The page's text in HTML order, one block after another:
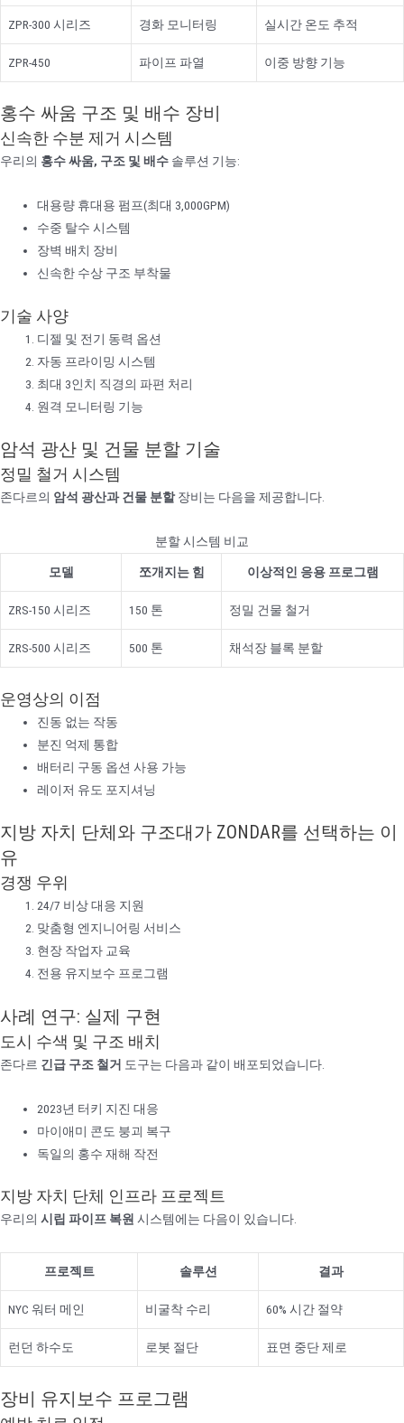
ZPR-300 시리즈 경화 모니터링 실시간 온도 추적
ZPR-450 파이프 파열 이중 방향 기능
홍수 싸움 구조 및 배수 장비
신속한 수분 제거 시스템
우리의 홍수 싸움, 구조 및 배수 솔루션 기능:
대용량 휴대용 펌프(최대 3,000GPM)
수중 탈수 시스템
장벽 배치 장비
신속한 수상 구조 부착물
기술 사양
디젤 및 전기 동력 옵션
자동 프라이밍 시스템
최대 3인치 직경의 파편 처리
원격 모니터링 기능
암석 광산 및 건물 분할 기술
정밀 철거 시스템
존다르의 암석 광산과 건물 분할장비는 다음을 제공합니다.
분할 시스템 비교
모델 쪼개지는 힘 이상적인 응용 프로그램
ZRS-150 시리즈 150 톤 정밀 건물 철거
ZRS-500 시리즈 500 톤 채석장 블록 분할
운영상의 이점
진동 없는 작동
분진 억제 통합
배터리 구동 옵션 사용 가능
레이저 유도 포지셔닝
지방 자치 단체와 구조대가 ZONDAR를 선택하는 이
유
경쟁 우위
24/7 비상 대응 지원
맞춤형 엔지니어링 서비스
현장 작업자 교육
전용 유지보수 프로그램
사례 연구: 실제 구현
도시 수색 및 구조 배치
존다르 긴급 구조 철거 도구는 다음과 같이 배포되었습니다.
2023년 터키 지진 대응
마이애미 콘도 붕괴 복구
독일의 홍수 재해 작전
지방 자치 단체 인프라 프로젝트
우리의 시립 파이프 복원 시스템에는 다음이 있습니다.
프로젝트 솔루션 결과
NYC 워터 메인 비굴착 수리 60% 시간 절약
런던 하수도 로봇 절단 표면 중단 제로
장비 유지보수 프로그램